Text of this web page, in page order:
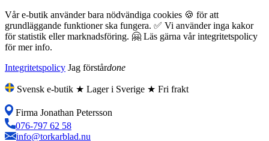
Vår e-butik använder bara nödvändiga cookies 🍪 för att
grundläggande funktioner ska fungera. ✅ Vi använder inga kakor
för statistik eller marknadsföring. 🤗 Läs gärna vår integritetspolicy
för mer info.
Integritetspolicy Jag förstårdone
Svensk e-butik ★ Lager i Sverige ★ Fri frakt
Firma Jonathan Petersson
076-797 62 58
info@torkarblad.nu